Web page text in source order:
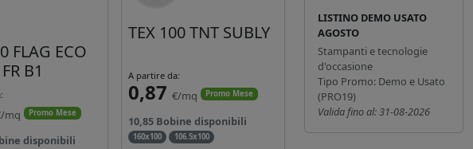
FLAG ECO
B1
mq Promo Mese
disponibili
TEX 100 TNT SUBLY
A partire da:
0,87 €/mq Promo Mese
10,85 Bobine disponibili
160x100 106.5x100
LISTINO DEMO USATO
AGOSTO
Stampanti e tecnologie
d'occasione
Tipo Promo: Demo e Usato
(PRO19)
Valida fino al: 31-08-2026